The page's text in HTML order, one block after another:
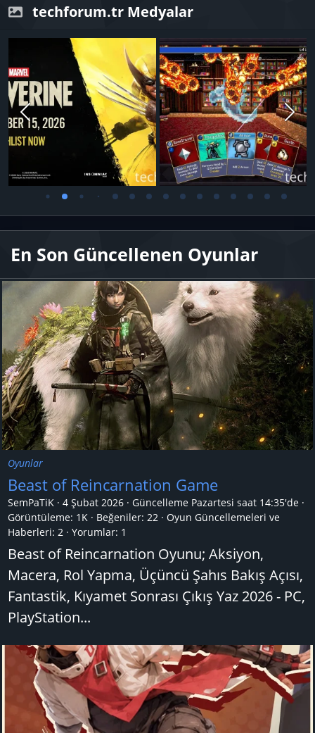
techforum.tr Medyalar
En Son Güncellenen Oyunlar
Oyunlar
Beast of Reincarnation Game
SemPaTiK 4 Şubat 2026 Güncelleme Pazartesi saat 14:35'de
Görüntüleme: 1K
Beğeniler: 22
Oyun Güncellemeleri ve
Haberleri: 2 Yorumlar: 1
Beast of Reincarnation Oyunu; Aksiyon,
Macera, Rol Yapma, Üçüncü Şahıs Bakış Açısı,
Fantastik, Kıyamet Sonrası Çıkış Yaz 2026 - PC,
PlayStation...